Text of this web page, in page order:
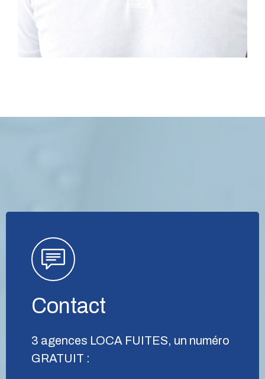
Contact
3 agences LOCA FUITES, un numéro
GRATUIT :